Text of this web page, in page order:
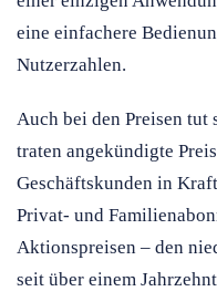
eine einfachere
Nutzerzahlen.
Auch bei den Preisen tut
traten angekündigte
Geschäftskunden in
Privat- und
Aktionspreisen – den
seit über einem